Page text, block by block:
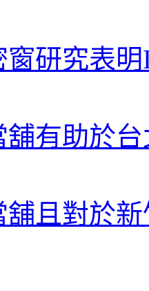
窗研究表
舖有助於
舖且對於